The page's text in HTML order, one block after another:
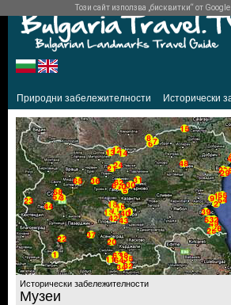
Природни забележителности Исторически
Исторически забележителности
Музеи
Този сайт използва „бисквитки“ от